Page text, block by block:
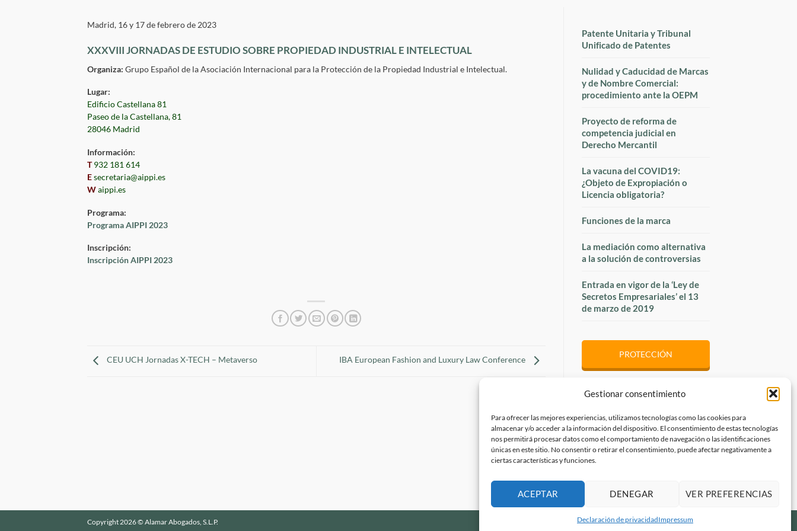
Gestionar consentimiento
Para ofrecer las mejores experiencias, utilizamos tecnologías como las cookies para
almacenar y/o acceder a la información del dispositivo. El consentimiento de estas tecnologías
nos permitirá procesar datos como el comportamiento de navegación o las identificaciones
únicas en este sitio. No consentir o retirar el consentimiento, puede afectar negativamente a
ciertas características y funciones.
ACEPTAR DENEGAR VER PREFERENCIAS
Declaración de privacidadImpressum
Madrid, 16 y 17 de febrero de 2023
XXXVIII JORNADAS DE ESTUDIO SOBRE PROPIEDAD INDUSTRIAL E INTELECTUAL
Organiza: Grupo Español de la Asociación Internacional para la Protección de la Propiedad Industrial e Intelectual.
Lugar:
Edificio Castellana 81
Paseo de la Castellana, 81
28046 Madrid
Información:
T932 181 614
Esecretaria@aippi.es
Waippi.es
Programa:
Programa AIPPI 2023
Inscripción:
Inscripción AIPPI 2023
CEU UCH Jornadas X-TECH – Metaverso IBA European Fashion and Luxury Law Conference
Patente Unitaria y Tribunal
Unificado de Patentes
Nulidad y Caducidad de Marcas
y de Nombre Comercial:
procedimiento ante la OEPM
Proyecto de reforma de
competencia judicial en
Derecho Mercantil
La vacuna del COVID19:
¿Objeto de Expropiación o
Licencia obligatoria?
Funciones de la marca
La mediación como alternativa
a la solución de controversias
Entrada en vigor de la ‘Ley de
Secretos Empresariales’ el 13
de marzo de 2019
PROTECCIÓN
ESCUELA LEGAL
JURADO DEL DISEÑO
Aviso legal
Copyright 2026 © Alamar Abogados, S.L.P.